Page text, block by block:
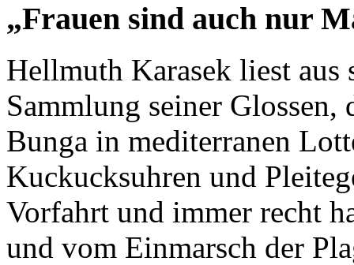
„Frauen sind auch nur
Hellmuth Karasek liest aus
Sammlung seiner
Bunga in mediterranen
Kuckucksuhren und
Vorfahrt und immer recht
und vom Einmarsch der